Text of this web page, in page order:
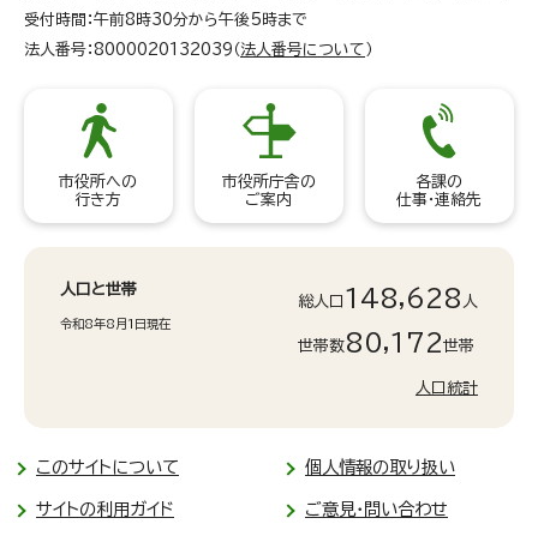
受付時間：午前8時30分から午後5時まで
法人番号：8000020132039（ 法人番号について ）
市役所への
行き方
市役所庁舎の
ご案内
各課の
仕事・連絡先
人口と世帯
令和8年8月1日現在
総人口 148,628 人
世帯数80,172世帯
人口統計
このサイトについて 個人情報の取り扱い
サイトの利用ガイド ご意見・問い合わせ